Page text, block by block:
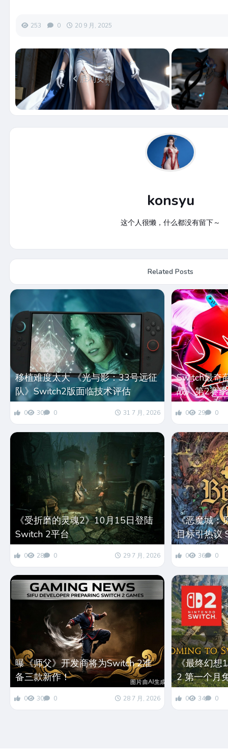
253 0 20 9 月, 2025
胜利女神
konsyu
这个人很懒，什么都没有留下～
Related Posts
移植难度太大 《光与影：33号远征
队》Switch2版面临技术评估
0 30 0 31 7 月, 2026
Switch最奇
战》第2赛
0 29 0
《受折磨的灵魂2》10月15日登陆
Switch 2平台
0 28 0 29 7 月, 2026
《恶魔城：
目标引热议
0 36 0
曝《师父》开发商将为Switch 2准
备三款新作！
0 30 0 28 7 月, 2026
《最终幻想
2 第一个月
0 34 0